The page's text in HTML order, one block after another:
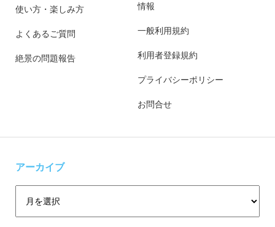
使い方・楽しみ方
よくあるご質問
絶景の問題報告
情報
一般利用規約
利用者登録規約
プライバシーポリシー
お問合せ
アーカイブ